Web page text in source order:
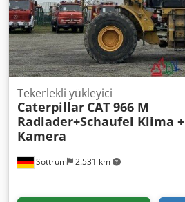
Sottrum 2.531 km
Tekerlekli yükleyici
Caterpillar CAT 966 M
Radlader+Schaufel Klima +
Kamera